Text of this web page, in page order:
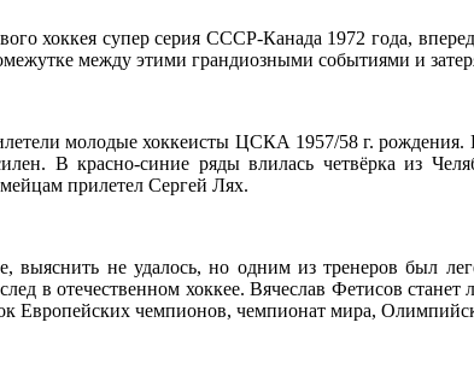
хоккея супер серия СССР-Канада 1972 года,
между этими грандиозными событиями и
молодые хоккеисты ЦСКА 1957/58 г.
В красно-синие ряды влилась четвёрка из
прилетел Сергей Лях.
выяснить не удалось, но одним из тренеров был
в отечественном хоккее. Вячеслав Фетисов
Европейских чемпионов, чемпионат мира,